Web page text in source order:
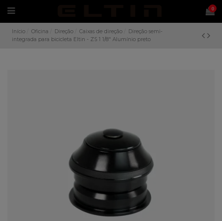
0
Início Oficina Direção Caixas de direção
Direção semi-
integrada para bicicleta Eltin - ZS 1 1/8" Alumínio preto